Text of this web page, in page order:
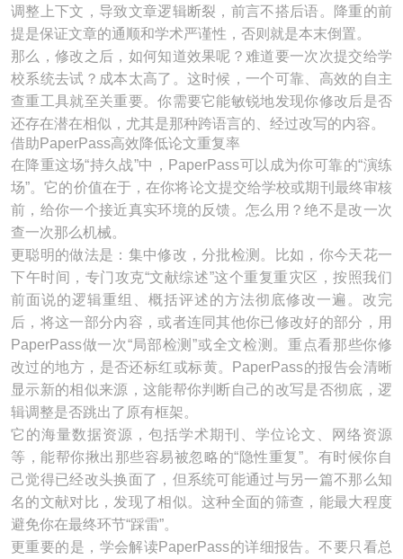
调整上下文，导致文章逻辑断裂，前言不搭后语。降重的前
提是保证文章的通顺和学术严谨性，否则就是本末倒置。
那么，修改之后，如何知道效果呢？难道要一次次提交给学
校系统去试？成本太高了。这时候，一个可靠、高效的自主
查重工具就至关重要。你需要它能敏锐地发现你修改后是否
还存在潜在相似，尤其是那种跨语言的、经过改写的内容。
借助PaperPass高效降低论文重复率
在降重这场“持久战”中，PaperPass可以成为你可靠的“演练
场”。它的价值在于，在你将论文提交给学校或期刊最终审核
前，给你一个接近真实环境的反馈。怎么用？绝不是改一次
查一次那么机械。
更聪明的做法是：集中修改，分批检测。比如，你今天花一
下午时间，专门攻克“文献综述”这个重复重灾区，按照我们
前面说的逻辑重组、概括评述的方法彻底修改一遍。改完
后，将这一部分内容，或者连同其他你已修改好的部分，用
PaperPass做一次“局部检测”或全文检测。重点看那些你修
改过的地方，是否还标红或标黄。PaperPass的报告会清晰
显示新的相似来源，这能帮你判断自己的改写是否彻底，逻
辑调整是否跳出了原有框架。
它的海量数据资源，包括学术期刊、学位论文、网络资源
等，能帮你揪出那些容易被忽略的“隐性重复”。有时候你自
己觉得已经改头换面了，但系统可能通过与另一篇不那么知
名的文献对比，发现了相似。这种全面的筛查，能最大程度
避免你在最终环节“踩雷”。
更重要的是，学会解读PaperPass的详细报告。不要只看总